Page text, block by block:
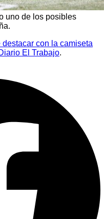
uno de los posibles
con la camiseta
El Trabajo.